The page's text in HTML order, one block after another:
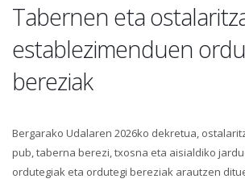
Tabernen eta
establezimenduen
bereziak
Bergarako Udalaren 2026ko dekretua,
pub, taberna berezi, txosna eta aisialdiko
ordutegiak eta ordutegi bereziak arautzen